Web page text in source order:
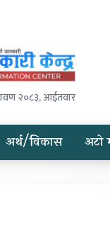
२०८३, आईतवार
अर्थ/विकास अटो